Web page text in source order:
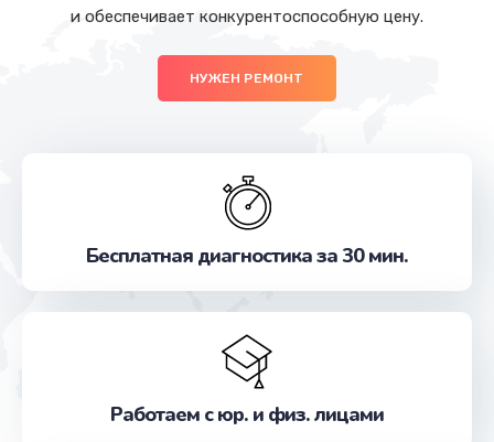
и обеспечивает конкурентоспособную цену.
НУЖЕН РЕМОНТ
Бесплатная диагностика за 30 мин.
Работаем с юр. и физ. лицами